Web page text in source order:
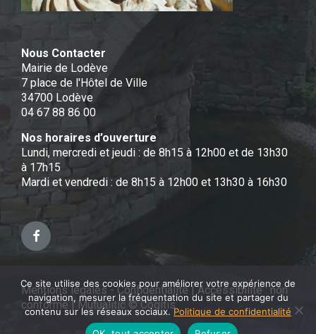
Nous Contacter
Mairie de Lodève
7 place de l'Hôtel de Ville
34700 Lodève
04 67 88 86 00
Nos horaires d’ouverture
Lundi, mercredi et jeudi : de 8h15 à 12h00 et de 13h30
à 17h15
Mardi et vendredi : de 8h15 à 12h00 et 13h30 à 16h30
Facebook
Mentions légales - Confidentialité|Accessibilité : non
conforme| Mutualitic © Cogitis
Ce site utilise des cookies pour améliorer votre expérience de
navigation, mesurer la fréquentation du site et partager du
contenu sur les réseaux sociaux.Politique de confidentialité